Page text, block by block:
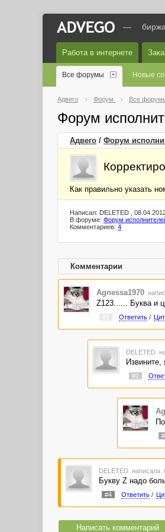
—
Работа в интернете
Все форумы Новые
Адвего Форум Все
Форум
Адвего / Форум
Как правильно указать
Написал: DELETED ,
В форуме: Форум
Комментариев: 4
Комментарии
Agnessa1970
Z123...... Буква и
Ответить/
DELETED
Извините,
#2
DELETED написала
Букву Z надо
#4 Ответить/
Написать комментарий